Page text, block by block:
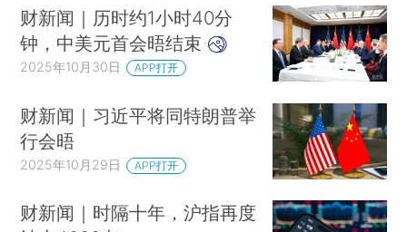
财新闻｜历时约1小时40分
钟，中美元首会晤结束
2025年10月30日 APP打开
财新闻｜习近平将同特朗普举
行会晤
2025年10月29日 APP打开
财新闻｜时隔十年，沪指再度